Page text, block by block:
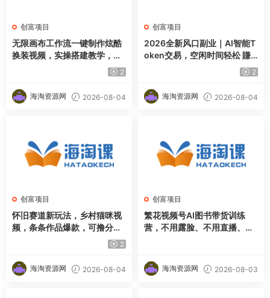
创富项目
无限画布工作流一键制作炫酷
换装视频，实操搭建教学，学
完你也能快速制作各种带货视2
海淘资源网 2026-08-04
创富项目
2026全新风口副业｜AI智能T
oken交易，空闲时间轻松 賺
收益，无需全天盯盘【揭秘】2
海淘资源网 2026-08-04
创富项目
怀旧赛道新玩法，乡村猫咪视
频，条条作品爆款，可撸分成
计划，新手也可快速起号，详2
海淘资源网 2026-08-04
创富项目
繁花视频号AI图书带货训练
营，不用露脸、不用直播、不
海淘资源网 2026-08-03